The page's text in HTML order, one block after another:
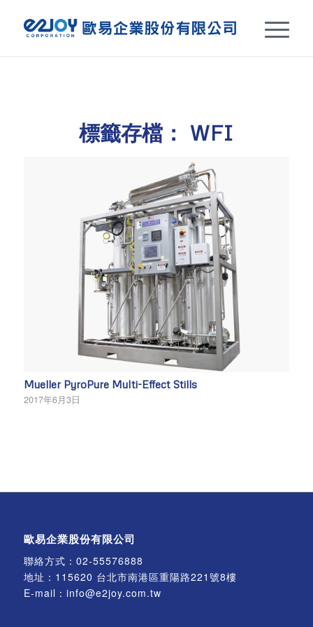
標籤存檔： WFI
Mueller PyroPure Multi-Effect Stills
2017年6月3日
歐易企業股份有限公司
聯絡方式： 02-55576888
地址：115620 台北市南港區重陽路221號8樓
E-mail： info@e2joy.com.tw